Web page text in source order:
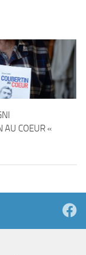
AU COEUR «